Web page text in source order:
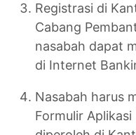
Registrasi di
Cabang
nasabah dapat
di Internet
Nasabah harus
Formulir